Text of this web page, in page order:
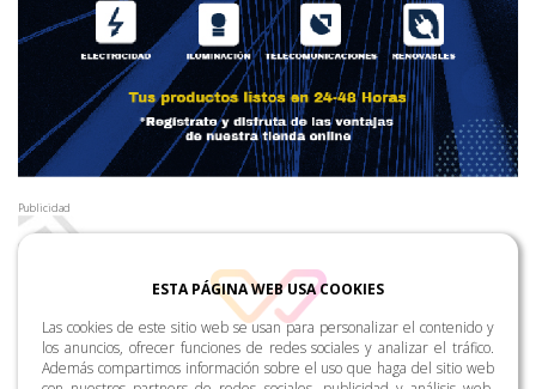
Publicidad
ESTA PÁGINA WEB USA COOKIES
Las cookies de este sitio web se usan para personalizar el contenido y
los anuncios, ofrecer funciones de redes sociales y analizar el tráfico.
Además compartimos información sobre el uso que haga del sitio web